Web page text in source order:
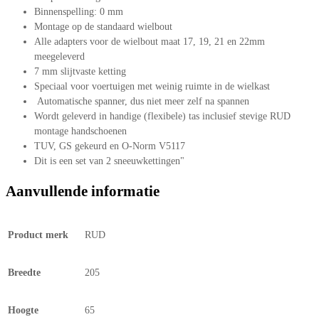
Binnenspelling: 0 mm
Montage op de standaard wielbout
Alle adapters voor de wielbout maat 17, 19, 21 en 22mm
meegeleverd
7 mm slijtvaste ketting
Speciaal voor voertuigen met weinig ruimte in de wielkast
Automatische spanner, dus niet meer zelf na spannen
Wordt geleverd in handige (flexibele) tas inclusief stevige RUD
montage handschoenen
TUV, GS gekeurd en O-Norm V5117
Dit is een set van 2 sneeuwkettingen"
Aanvullende informatie
Product merk RUD
Breedte 205
Hoogte 65